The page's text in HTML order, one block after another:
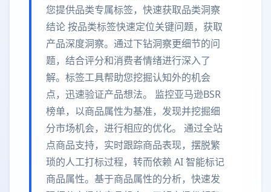
您提供品类专属标签，快速获取品类洞察
结论 按品类标签快速定位关键问题，获取
产品深度洞察。通过下钻洞察更细节的问
题，结合评分和消费者情绪进行深入了
解。标签工具帮助您挖掘认知外的机会
点，迅速验证产品想法。 监控亚马逊BSR
榜单，以商品属性为基准，发现并挖掘细
分市场机会，进行相应的优化。 通过全站
点商品支持，实时跟踪商品表现，摆脱繁
琐的人工打标过程，转而依赖 AI 智能标记
商品属性。基于商品属性的分析，快速发